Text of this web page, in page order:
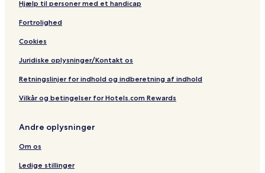
Hjælp til personer med et handicap
Fortrolighed
Cookies
Juridiske oplysninger/Kontakt os
Retningslinjer for indhold og indberetning af indhold
Vilkår og betingelser for Hotels.com Rewards
Andre oplysninger
Om os
Ledige stillinger